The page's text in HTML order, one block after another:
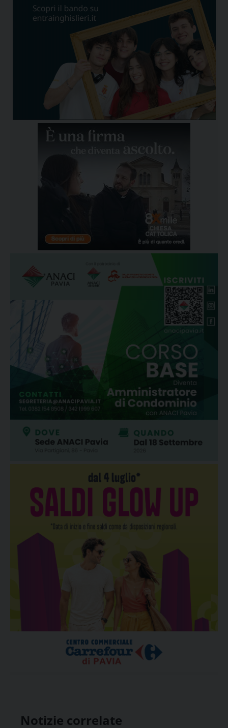
Notizie correlate